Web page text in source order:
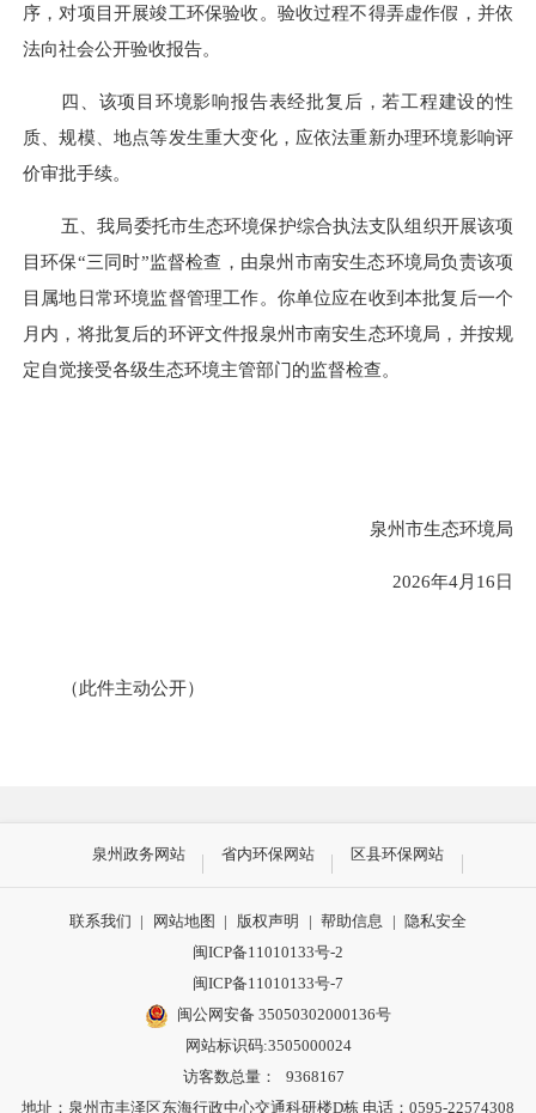
序，对项目开展竣工环保验收。验收过程不得弄虚作假，并依
法向社会公开验收报告。
四、该项目环境影响报告表经批复后，若工程建设的性
质、规模、地点等发生重大变化，应依法重新办理环境影响评
价审批手续。
五、我局委托市生态环境保护综合执法支队组织开展该项
目环保“三同时”监督检查，由泉州市南安生态环境局负责该项
目 属地日常环境监督管理工作。你单位应在收到本批复后一个
月内，将批复后的环评文件报泉州市南安生态环境局 ，并按规
定自觉接受各级生态环境主管部门的监督检查。
泉州市生态环境局
2026年4月 16日
（此件主动公开）
泉州政务网站 省内环保网站 区县环保网站
联系我们 | 网站地图 | 版权声明 | 帮助信息 | 隐私安全
闽ICP备11010133号-2
闽ICP备11010133号-7
闽公网安备 35050302000136号
网站标识码:3505000024
访客数总量：
9368167
地址：泉州市丰泽区东海行政中心交通科研楼D栋 电话：0595-22574308